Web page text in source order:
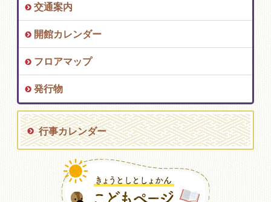
交通案内
開館カレンダー
フロアマップ
発行物
行事カレンダー